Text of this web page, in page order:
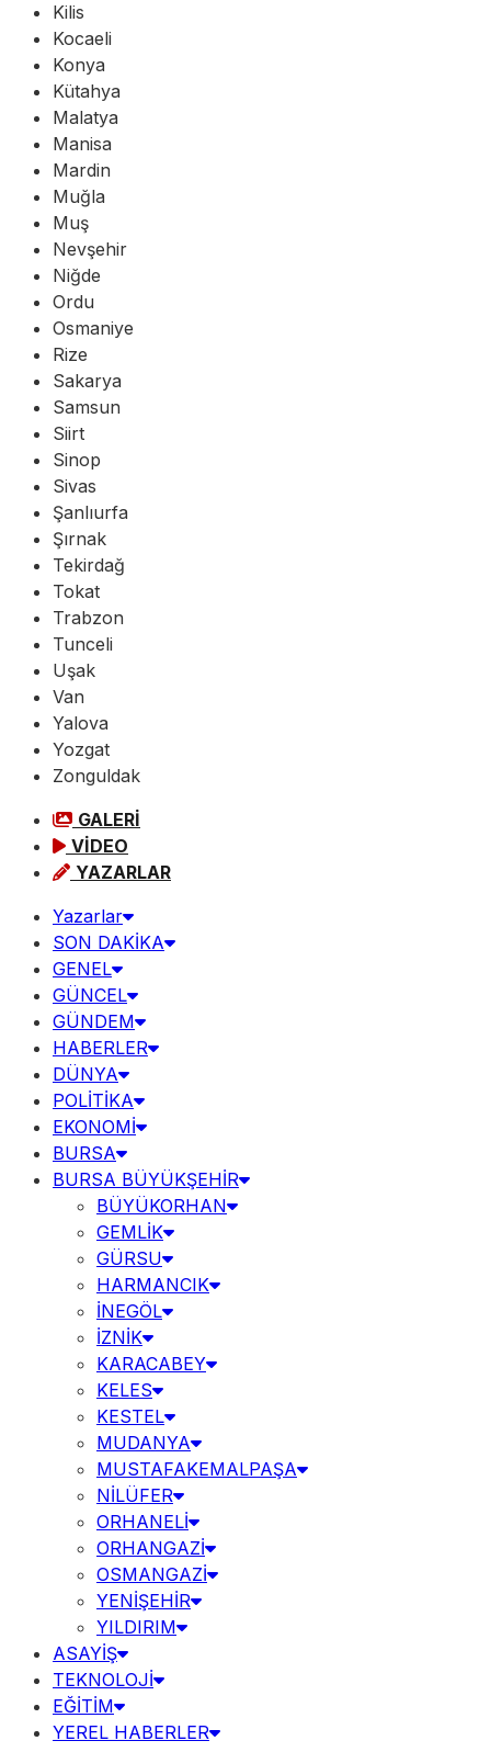
Kilis
Kocaeli
Konya
Kütahya
Malatya
Manisa
Mardin
Muğla
Muş
Nevşehir
Niğde
Ordu
Osmaniye
Rize
Sakarya
Samsun
Siirt
Sinop
Sivas
Şanlıurfa
Şırnak
Tekirdağ
Tokat
Trabzon
Tunceli
Uşak
Van
Yalova
Yozgat
Zonguldak
GALERİ
VİDEO
YAZARLAR
Yazarlar
SON DAKİKA
GENEL
GÜNCEL
GÜNDEM
HABERLER
DÜNYA
POLİTİKA
EKONOMİ
BURSA
BURSA BÜYÜKŞEHİR
BÜYÜKORHAN
GEMLİK
GÜRSU
HARMANCIK
İNEGÖL
İZNİK
KARACABEY
KELES
KESTEL
MUDANYA
MUSTAFAKEMALPAŞA
NİLÜFER
ORHANELİ
ORHANGAZİ
OSMANGAZİ
YENİŞEHİR
YILDIRIM
ASAYİŞ
TEKNOLOJİ
EĞİTİM
YEREL HABERLER